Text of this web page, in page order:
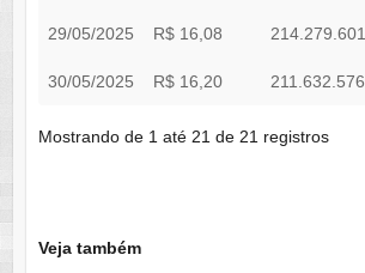
29/05/2025 R$ 16,08 214.279.601
30/05/2025 R$ 16,20 211.632.576
Mostrando de 1 até 21 de 21 registros
Veja também